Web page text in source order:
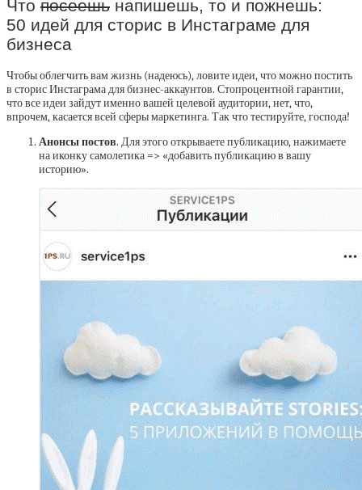
Что посеешь напишешь, то и пожнешь:
50 идей для сторис в Инстаграме для
бизнеса
Чтобы облегчить вам жизнь (надеюсь), ловите идеи, что можно постить
в сторис Инстаграма для бизнес-аккаунтов. Стопроцентной гарантии,
что все идеи зайдут именно вашей целевой аудитории, нет, что,
впрочем, касается всей сферы маркетинга. Так что тестируйте, господа!
Анонсы постов. Для этого открываете публикацию, нажимаете
на иконку самолетика => «добавить публикацию в вашу
историю».